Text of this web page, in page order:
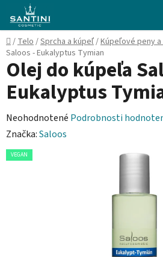
Prejsť
obsah
Domov
/Telo/Sprcha a kúpeľ/Kúpeľové peny
Saloos - Eukalyptus Tymian
Olej do kúpeľa
Eukalyptus
Priemerné
hodnotenie
produktu
Neohodnotené Podrobnosti
Značka:Saloos
VEGAN